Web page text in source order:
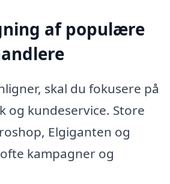
af populære
skal du fokusere på
og kundeservice. Store
Elgiganten og
kampagner og